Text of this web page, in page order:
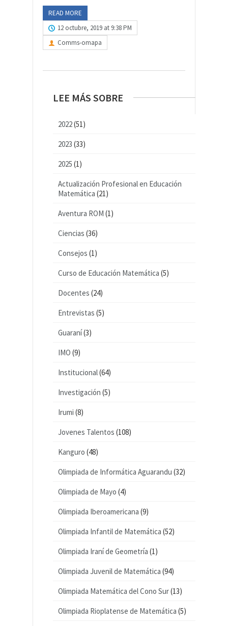
READ MORE
12 octubre, 2019 at 9:38 PM
Comms-omapa
LEE MÁS SOBRE
2022(51)
2023 (33)
2025 (1)
Actualización Profesional en Educación
Matemática (21)
Aventura ROM (1)
Ciencias (36)
Consejos (1)
Curso de Educación Matemática (5)
Docentes (24)
Entrevistas (5)
Guaraní(3)
IMO (9)
Institucional(64)
Investigación (5)
Irumi (8)
Jovenes Talentos (108)
Kanguro (48)
Olimpiada de Informática Aguarandu (32)
Olimpiada de Mayo (4)
Olimpiada Iberoamericana (9)
Olimpiada Infantil de Matemática (52)
Olimpiada Iraní de Geometría (1)
Olimpiada Juvenil de Matemática (94)
Olimpiada Matemática del Cono Sur(13)
Olimpiada Rioplatense de Matemática (5)